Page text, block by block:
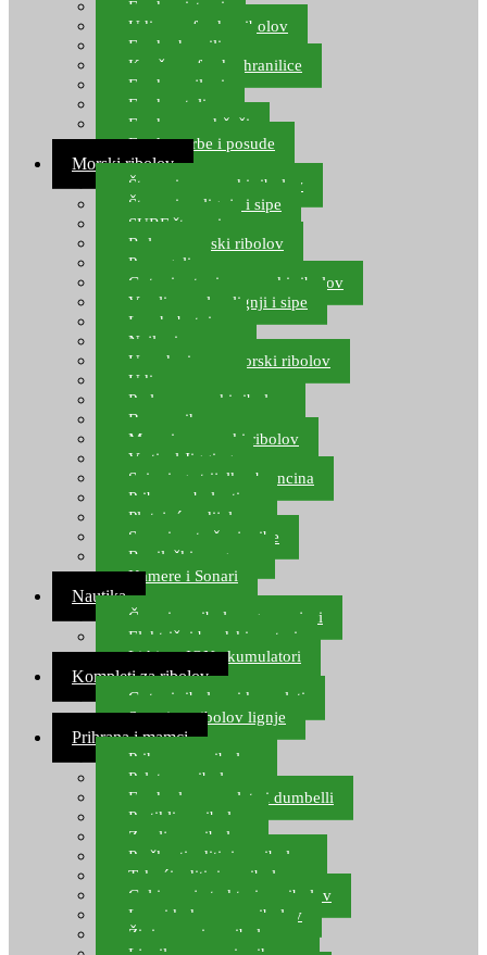
Feeder sistemi
Udice za feeder ribolov
Feeder hranilice
Kopče za feeder hranilice
Feeder najloni
Feeder stolice
Feeder arm držači
Feeder torbe i posude
Morski ribolov
Štapovi za morski ribolov
Štapovi za lignje i sipe
SURF štapovi
Role za morski ribolov
Parangali
Gotovi setovi za morski ribolov
Varalice za lov lignji i sipe
Lov hobotnice
Najloni za more
Upredenice za morski ribolov
Udice za more
Perle za morski ribolov
Brum prihrana za more
Mamci za morski ribolov
Vertical Jigging
Spinning strijelke, brancina
Pribor za bolentino
Plutajuća odijela
Sonari za traženje ribe
Ronilački program
Kamere i Sonari
Nautika
Čamci za ribolov, gumenjaci
Električni brodski motori
Lithium ION akumulatori
Kompleti za ribolov
Gotovi ribolovni kompleti
Setovi za ribolov lignje
Prihrana i mamci
Prihrana za ribolov
Pelete za ribolov
Feeder lovne pelete i dumbelli
Partikli za ribolov
Zemlja za ribolov
Praškasti aditivi za ribolov
Tekući aditivi za ribolov
Gel i sprej atraktori za ribolov
Lovni kukuruz za ribolov
Živi mamci za ribolov